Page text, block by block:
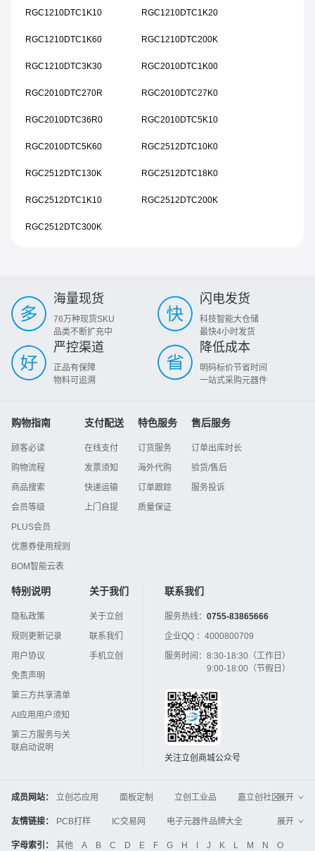
RGC1210DTC1K10 RGC1210DTC1K20
RGC1210DTC1K60 RGC1210DTC200K
RGC1210DTC3K30 RGC2010DTC1K00
RGC2010DTC270R RGC2010DTC27K0
RGC2010DTC36R0 RGC2010DTC5K10
RGC2010DTC5K60 RGC2512DTC10K0
RGC2512DTC130K RGC2512DTC18K0
RGC2512DTC1K10 RGC2512DTC200K
RGC2512DTC300K
海量现货
76万种现货SKU
品类不断扩充中
闪电发货
科技智能大仓储
最快4小时发货
严控渠道
正品有保障
物料可追溯
降低成本
明码标价节省时间
一站式采购元器件
购物指南
顾客必读
购物流程
商品搜索
会员等级
PLUS会员
优惠券使用规则
BOM智能云表
支付配送
在线支付
发票须知
快递运输
上门自提
特色服务
订货服务
海外代购
订单跟踪
质量保证
售后服务
订单出库时长
验货/售后
服务投诉
特别说明
隐私政策
规则更新记录
用户协议
免责声明
第三方共享清单
AI应用用户须知
第三方服务与关
联启动说明
关于我们
关于立创
联系我们
手机立创
联系我们
服务热线： 0755-83865666
企业QQ ： 4000800709
服务时间： 8:30-18:30（工作日）
9:00-18:00（节假日）
关注立创商城公众号
成员网站： 立创芯应用 面板定制 立创工业品
嘉立创社区
3D打印
嘉立创FPC 嘉立创PCB
嘉立创FA
展开
友情链接： PCB打样 IC交易网
电子元器件品牌大全
中国IC网
智能电网 机电设备 电子工程网
展开
字母索引： 其他 A B C D E F G H J K L M N O